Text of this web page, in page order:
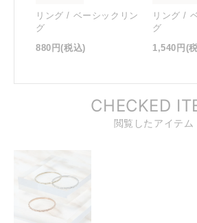
リング / ベーシックリン
グ
880円(税込)
リング /
グ
1,540円 (
CHECKED
閲覧したアイテム